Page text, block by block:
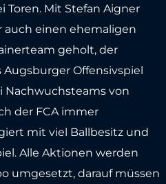
Toren. Mit Stefan Aigner
einen ehemaligen
geholt, der
Offensivspiel
Nachwuchsteams von
der FCA immer
mit viel Ballbesitz und
Alle Aktionen werden
umgesetzt, darauf müssen